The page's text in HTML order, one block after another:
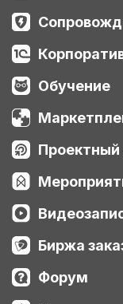
Обучение
Проектный
Биржа
Форум